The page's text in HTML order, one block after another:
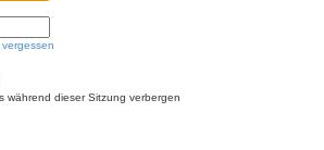
während dieser Sitzung verbergen